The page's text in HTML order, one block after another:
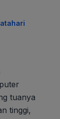
tuanya
tinggi,